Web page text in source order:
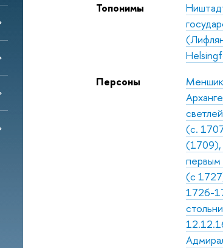
Топонимы
Персоны
(с.
(1709),
первым
(с
1726-